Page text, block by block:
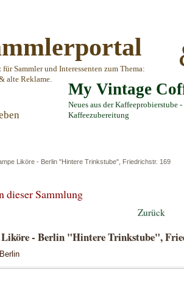
für Sammler und Interessenten zum Thema:
alte Reklame.
My Vintage
Neues aus der Kaffeeprobierstube
Kaffeezubereitung
Liköre - Berlin "Hintere Trinkstube", Friedrichstr. 169
dieser Sammlung
Zurück
- Berlin "Hintere Trinkstube",